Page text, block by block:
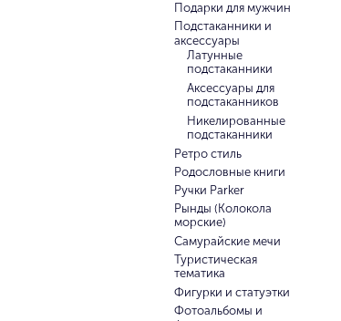
Подарки для мужчин
Подстаканники и
аксессуары
Латунные
подстаканники
Аксессуары для
подстаканников
Никелированные
подстаканники
Ретро стиль
Родословные книги
Ручки Parker
Рынды (Колокола
морские)
Самурайские мечи
Туристическая
тематика
Фигурки и статуэтки
Фотоальбомы и